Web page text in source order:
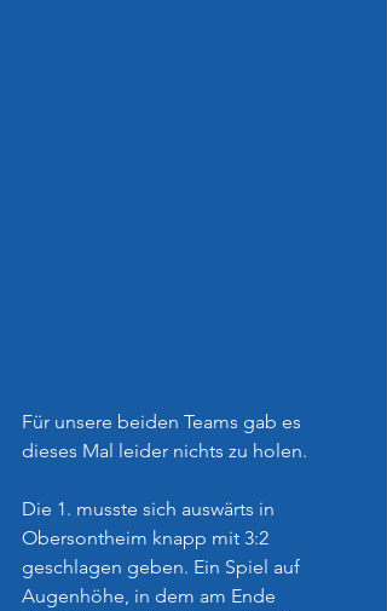
Für unsere beiden Teams gab es
dieses Mal leider nichts zu holen.
Die 1. musste sich auswärts in
Obersontheim knapp mit 3:2
geschlagen geben. Ein Spiel auf
Augenhöhe, in dem am Ende